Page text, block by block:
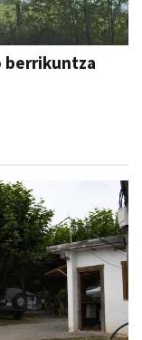
berrikuntza